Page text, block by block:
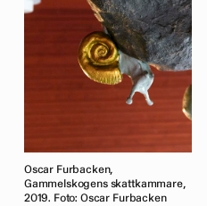
Oscar Furbacken,
Gammelskogens skattkammare,
2019. Foto: Oscar Furbacken